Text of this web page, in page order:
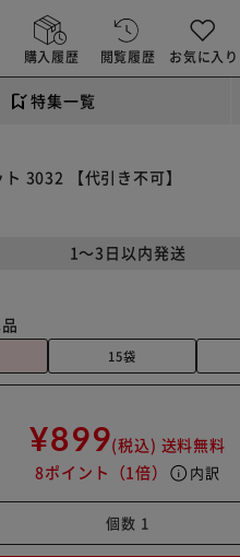
購入履歴 閲覧履歴 お気に入り
特集一覧
3032 【代引き不可】
1～3日以内発送
15袋
¥899(税込) 送料無料
8ポイント （1倍） info 内訳